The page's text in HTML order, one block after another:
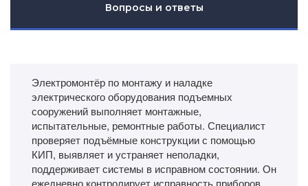
Вопросы и ответы
Электромонтёр по монтажу и наладке
электрического оборудования подъемных
сооружений выполняет монтажные,
испытательные, ремонтные работы. Специалист
проверяет подъёмные конструкции с помощью
КИП, выявляет и устраняет неполадки,
поддерживает системы в исправном состоянии. Он
ежедневно контролирует исправность приборов,